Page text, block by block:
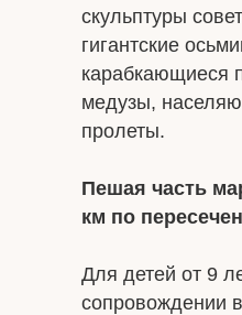
скульптуры
гигантские
карабкающиеся
медузы,
пролеты.
Пешая часть
км по
Для детей от 9
сопровождении